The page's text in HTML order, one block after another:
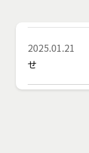
2025.01.21
せ